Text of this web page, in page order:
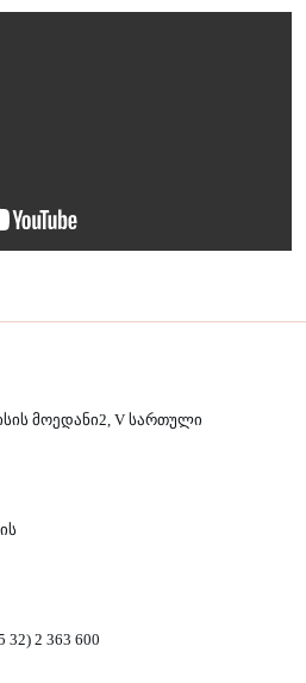
მოედანი2, V სართული
32) 2 363 600